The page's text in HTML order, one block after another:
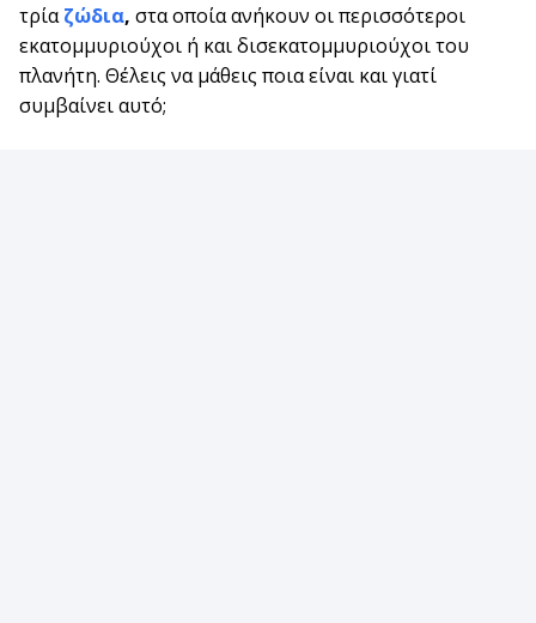
τρίαζώδια, στα οποία ανήκουν οι περισσότεροι
εκατομμυριούχοι ή και δισεκατομμυριούχοι του
πλανήτη. Θέλεις να μάθεις ποια είναι και γιατί
συμβαίνει αυτό;